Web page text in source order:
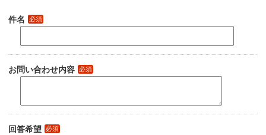
件名 必須
お問い合わせ内容 必須
回答希望 必須